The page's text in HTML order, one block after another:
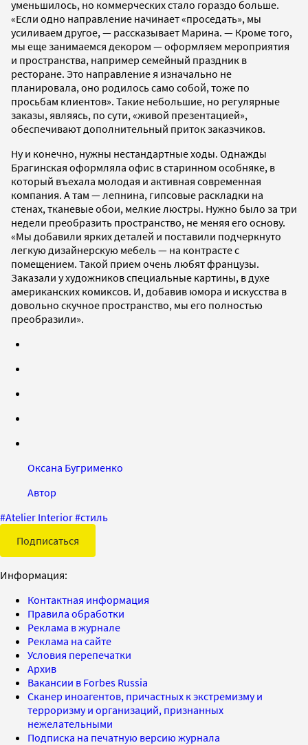
уменьшилось, но коммерческих стало гораздо больше.
«Если одно направление начинает «проседать», мы
усиливаем другое, — рассказывает Марина. — Кроме того,
мы еще занимаемся декором — оформляем мероприятия
и пространства, например семейный праздник в
ресторане. Это направление я изначально не
планировала, оно родилось само собой, тоже по
просьбам клиентов». Такие небольшие, но регулярные
заказы, являясь, по сути, «живой презентацией»,
обеспечивают дополнительный приток заказчиков.
Ну и конечно, нужны нестандартные ходы. Однажды
Брагинская оформляла офис в старинном особняке, в
который въехала молодая и активная современная
компания. А там — лепнина, гипсовые раскладки на
стенах, тканевые обои, мелкие люстры. Нужно было за три
недели преобразить пространство, не меняя его основу.
«Мы добавили ярких деталей и поставили подчеркнуто
легкую дизайнерскую мебель — на контрасте с
помещением. Такой прием очень любят французы.
Заказали у художников специальные картины, в духе
американских комиксов. И, добавив юмора и искусства в
довольно скучное пространство, мы его полностью
преобразили».
Оксана Бугрименко
Автор
#Atelier Interior#стиль
Подписаться
Информация:
Контактная информация
Правила обработки
Реклама в журнале
Реклама на сайте
Условия перепечатки
Архив
Вакансии в Forbes Russia
Сканер иноагентов, причастных к экстремизму и
терроризму и организаций, признанных
нежелательными
Подписка на печатную версию журнала